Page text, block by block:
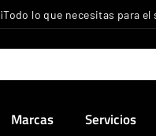
diapositivas
pausa
¡Todo lo que necesitas para
Marcas Servicios